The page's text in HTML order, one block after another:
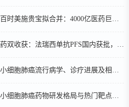
拟合并‌：4000亿医药巨头将诞生，肿瘤管线深度互补，中国市场合作版图迎大调整
：法瑞西单抗PFS国内获批，伐米奇拜单抗拟纳入优先审评
胞肺癌流行病学、诊疗进展及相关政策分析
胞肺癌药物研发格局与热门靶点市场趋势分析